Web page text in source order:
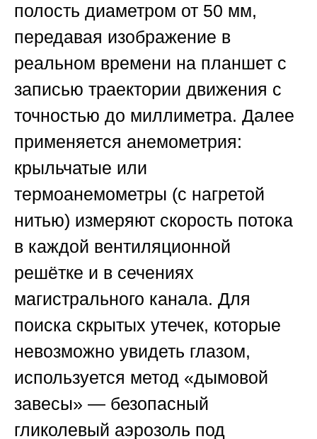
полость диаметром от 50 мм,
передавая изображение в
реальном времени на планшет с
записью траектории движения с
точностью до миллиметра. Далее
применяется анемометрия:
крыльчатые или
термоанемометры (с нагретой
нитью) измеряют скорость потока
в каждой вентиляционной
решётке и в сечениях
магистрального канала. Для
поиска скрытых утечек, которые
невозможно увидеть глазом,
используется метод «дымовой
завесы» — безопасный
гликолевый аэрозоль под